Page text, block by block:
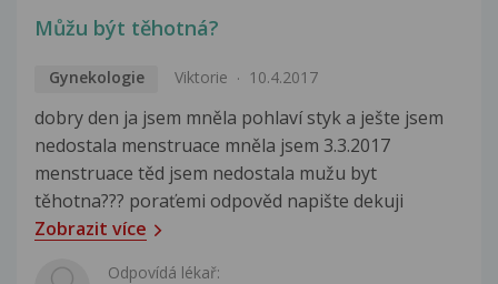
Můžu být těhotná?
Gynekologie Viktorie 10.4.2017
dobry den ja jsem mněla pohlaví styk a ješte jsem
nedostala menstruace mněla jsem 3.3.2017
menstruace těd jsem nedostala mužu byt
těhotna??? poraťemi odpověd napište dekuji
Zobrazit více
Odpovídá lékař: